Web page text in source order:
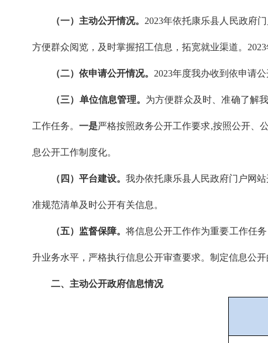
（一）主动公开情况。 2023年依托康乐县人民政府
方便群众阅览，及时掌握招工信息，拓宽就业渠道。
（二）依申请公开情况。 2023年度我办收到依申请公
（三）单位信息管理。 为方便群众及时、准确了解
工作任务。一是严格按照政务公开工作要求,按照公开、
息公开工作制度化。
（四）平台建设。 我办依托康乐县人民政府门户网
准规范清单及时公开有关信息。
（五）监督保障。将信息公开工作作为重要工作任
升业务水平，严格执行信息公开审查要求。制定信息公
二、主动公开政府信息情况